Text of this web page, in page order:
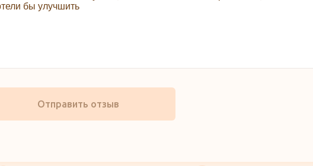
Отправить отзыв